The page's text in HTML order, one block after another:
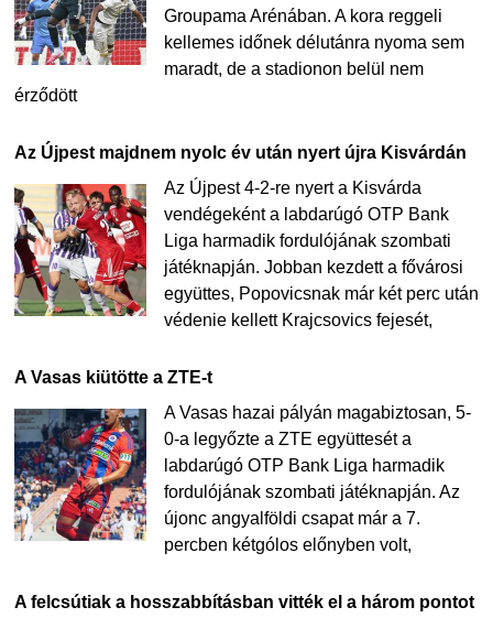
Groupama Arénában. A kora reggeli
kellemes időnek délutánra nyoma sem
maradt, de a stadionon belül nem
érződött
Az Újpest majdnem nyolc év után nyert újra Kisvárdán
Az Újpest 4-2-re nyert a Kisvárda
vendégeként a labdarúgó OTP Bank
Liga harmadik fordulójának szombati
játéknapján. Jobban kezdett a fővárosi
együttes, Popovicsnak már két perc után
védenie kellett Krajcsovics fejesét,
A Vasas kiütötte a ZTE-t
A Vasas hazai pályán magabiztosan, 5-
0-a legyőzte a ZTE együttesét a
labdarúgó OTP Bank Liga harmadik
fordulójának szombati játéknapján. Az
újonc angyalföldi csapat már a 7.
percben kétgólos előnyben volt,
A felcsútiak a hosszabbításban vitték el a három pontot